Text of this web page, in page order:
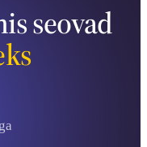
seovad